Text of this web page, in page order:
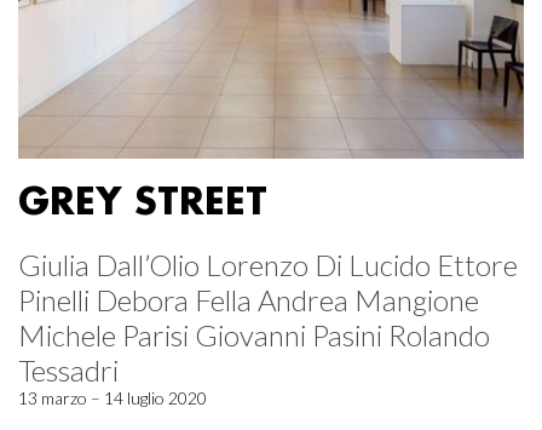
GREY STREET
Giulia Dall’Olio Lorenzo Di Lucido Ettore
Pinelli Debora Fella Andrea Mangione
Michele Parisi Giovanni Pasini Rolando
Tessadri
13 marzo – 14 luglio 2020